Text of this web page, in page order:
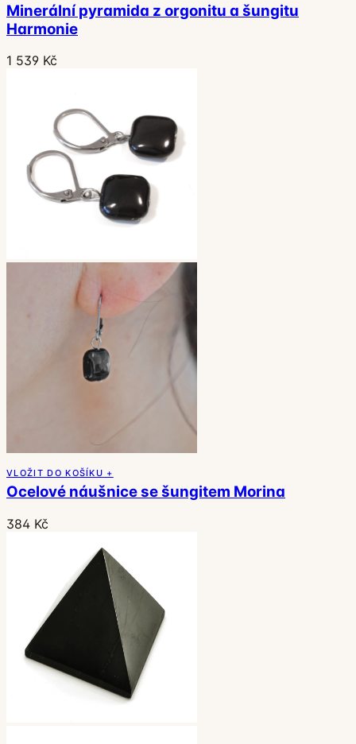
Minerální pyramida z orgonitu a šungitu
Harmonie
1 539 Kč
VLOŽIT DO KOŠÍKU +
Ocelové náušnice se šungitem Morina
384 Kč